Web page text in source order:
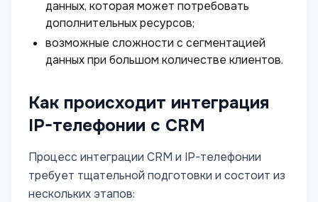
данных, которая может потребовать
дополнительных ресурсов;
возможные сложности с сегментацией
данных при большом количестве клиентов.
Как происходит интеграция
IP-телефонии с CRM
Процесс интеграции CRM и IP-телефонии
требует тщательной подготовки и состоит из
нескольких этапов: